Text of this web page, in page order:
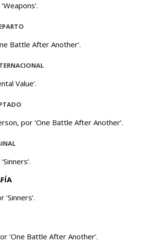
Battle After Another’.
Value’.
por ‘One Battle After Another’.
‘One Battle After Another’.